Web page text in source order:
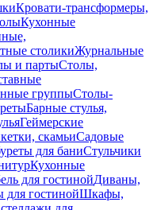
Кровати-трансформеры,
Кухонные
столикиЖурнальные
и партыСтолы,
группыСтолы-
Барные стулья,
Геймерские
скамьиСадовые
для баниСтульчики
Кухонные
для гостинойДиваны,
гостинойШкафы,